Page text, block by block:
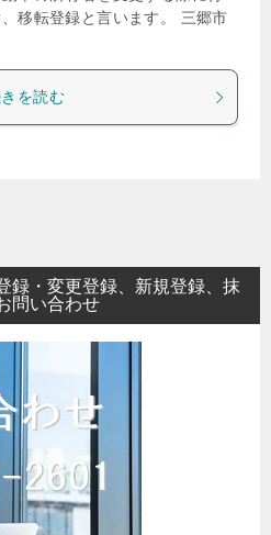
移転登録と言います。 三郷市
を読む
録・変更登録、新規登録、抹
問い合わせ